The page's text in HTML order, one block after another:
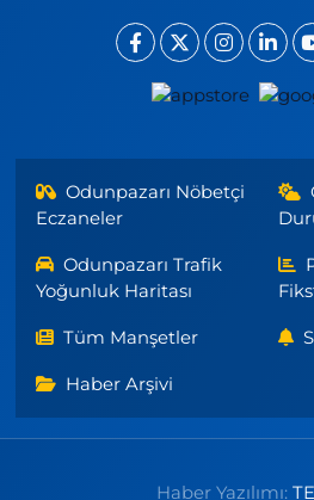
Odunpazarı Nöbetçi
Eczaneler
Odunpazarı Trafik
Yoğunluk Haritası
Tüm Manşetler
Haber Arşivi
Haber Yazılımı: